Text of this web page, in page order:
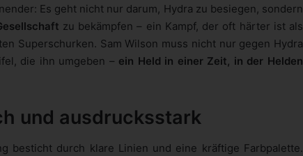
Es geht nicht nur darum, Hydra zu besiegen, sondern
zu bekämpfen – ein Kampf, der oft härter ist als
Superschurken. Sam Wilson muss nicht nur gegen Hydra
die ihn umgeben – ein Held in einer Zeit, in der Helden
und ausdrucksstark
besticht durch klare Linien und eine kräftige Farbpalette.